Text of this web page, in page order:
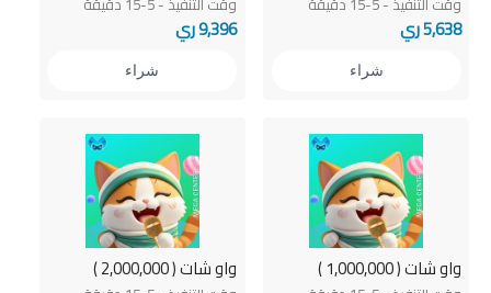
5,638 ري
شراء
9,396 ري
شراء
واو شات ( 1,000,000 ) واو شات ( 2,000,000 )